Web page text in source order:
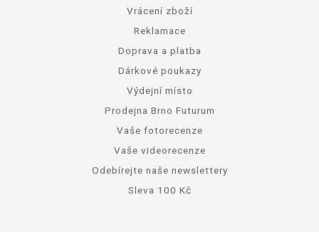
Vrácení zboží
Reklamace
Doprava a platba
Dárkové poukazy
Výdejní místo
Prodejna Brno Futurum
Vaše fotorecenze
Vaše videorecenze
Odebírejte naše newslettery
Sleva 100 Kč